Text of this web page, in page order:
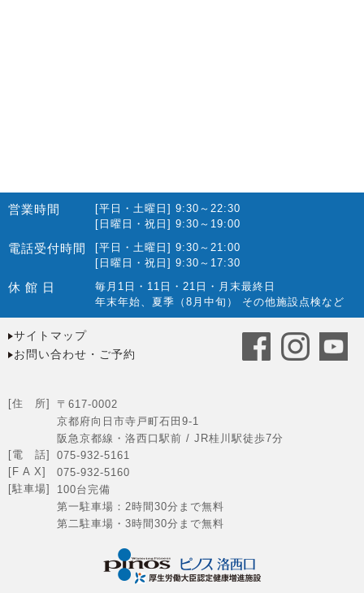
営業時間
[平日・土曜日] 9:30～22:30
[日曜日・祝日] 9:30～19:00
電話受付時間
[平日・土曜日] 9:30～21:00
[日曜日・祝日] 9:30～17:30
休 館 日
毎月1日・11日・21日・月末最終日
年末年始、夏季（8月中旬） その他施設点検など
サイトマップ
お問い合わせ・ご予約
[住 所]
〒617-0002
京都府向日市寺戸町石田9-1
阪急京都線・洛西口駅前 / JR桂川駅徒歩7分
[電 話]
075-932-5161
[F A X]
075-932-5160
[駐車場]
100台完備
第一駐車場：2時間30分まで無料
第二駐車場・3時間30分まで無料